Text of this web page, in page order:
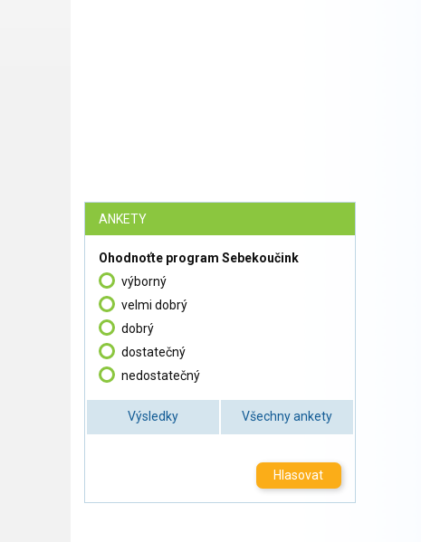
ANKETY
Ohodnoťte program Sebekoučink
výborný
velmi dobrý
dobrý
dostatečný
nedostatečný
Výsledky Všechny ankety
Hlasovat